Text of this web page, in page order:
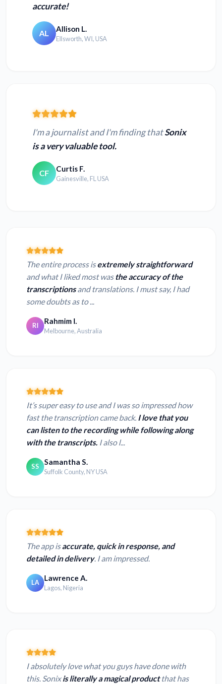
accurate!
AL Allison L.
Ellsworth, WI, USA
I'm a journalist and I'm finding thatSonix
is a very valuable tool.
CF Curtis F.
Gainesville, FL USA
The entire process isextremely straightforward
and what I liked most was the accuracy of the
transcriptionsand translations. I must say, I had
some doubts as to ...
RI Rahmim I.
Melbourne, Australia
It’s super easy to use and I was so impressed how
fast the transcription came back. I love that you
can listen to the recording while following along
with the transcripts. I also l...
SS Samantha S.
Suffolk County, NY USA
The app isaccurate, quick in response, and
detailed in delivery. I am impressed.
LA Lawrence A.
Lagos, Nigeria
I absolutely love what you guys have done with
this. Sonixis literally a magical productthat has